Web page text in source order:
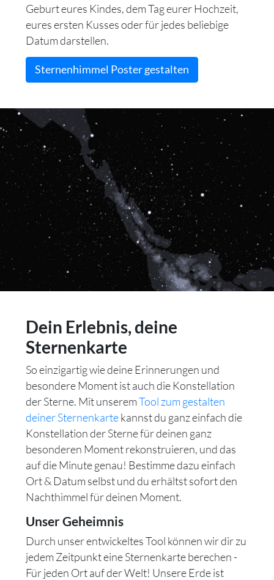
Geburt eures Kindes, dem Tag eurer Hochzeit,
eures ersten Kusses oder für jedes beliebige
Datum darstellen.
Sternenhimmel Poster gestalten
Dein Erlebnis, deine
Sternenkarte
So einzigartig wie deine Erinnerungen und
besondere Moment ist auch die Konstellation
der Sterne. Mit unseremTool zum gestalten
deiner Sternenkartekannst du ganz einfach die
Konstellation der Sterne für deinen ganz
besonderen Moment rekonstruieren, und das
auf die Minute genau! Bestimme dazu einfach
Ort & Datum selbst und du erhältst sofort den
Nachthimmel für deinen Moment.
Unser Geheimnis
Durch unser entwickeltes Tool können wir dir zu
jedem Zeitpunkt eine Sternenkarte berechen -
Für jeden Ort auf der Welt! Unsere Erde ist